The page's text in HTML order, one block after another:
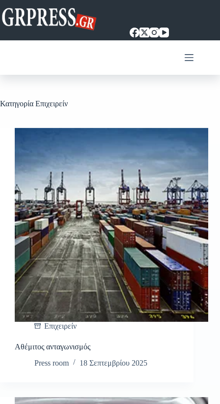
στο
περιεχόμενο
Κατηγορία Επιχειρείν
Επιχειρείν
Αθέμιτος ανταγωνισμός
Press room
18 Σεπτεμβρίου 2025